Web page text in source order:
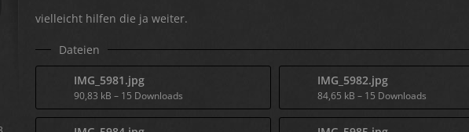
vielleicht hilfen die ja weiter.
Dateien
IMG_5981.jpg
90,83 kB – 15 Downloads
IMG_5982.jpg
84,65 kB – 15 Downloads